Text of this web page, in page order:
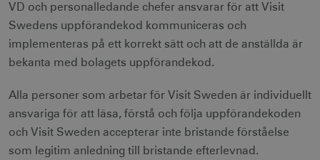
VD och personalledande chefer ansvarar för att Visit
Swedens uppförandekod kommuniceras och
implementeras på ett korrekt sätt och att de anställda är
bekanta med bolagets uppförandekod.
Alla personer som arbetar för Visit Sweden är individuellt
ansvariga för att läsa, förstå och följa uppförandekoden
och Visit Sweden accepterar inte bristande förståelse
som legitim anledning till bristande efterlevnad.